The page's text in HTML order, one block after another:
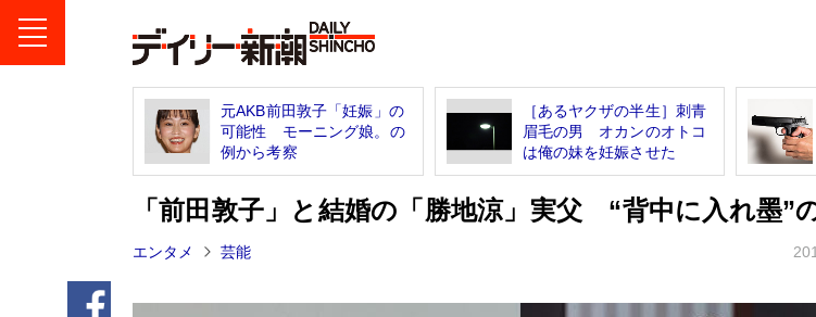
元AKB前田敦子「妊娠」の
可能性 モーニング娘。の
例から考察
［あるヤクザの半生］刺青
眉毛の男 オカンのオトコ
は俺の妹を妊娠させた
「前田敦子」と結婚の「勝地涼」実父 “背中に入れ墨”
エンタメ 芸能